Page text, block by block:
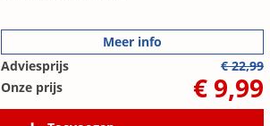
Meer info
Adviesprijs
€ 22,99
Onze prijs
€ 9,99